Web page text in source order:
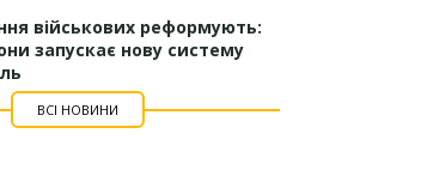
військових реформують:
запускає нову систему
ВСІ НОВИНИ